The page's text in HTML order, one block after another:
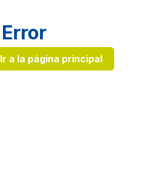
Error
Ir a la página principal